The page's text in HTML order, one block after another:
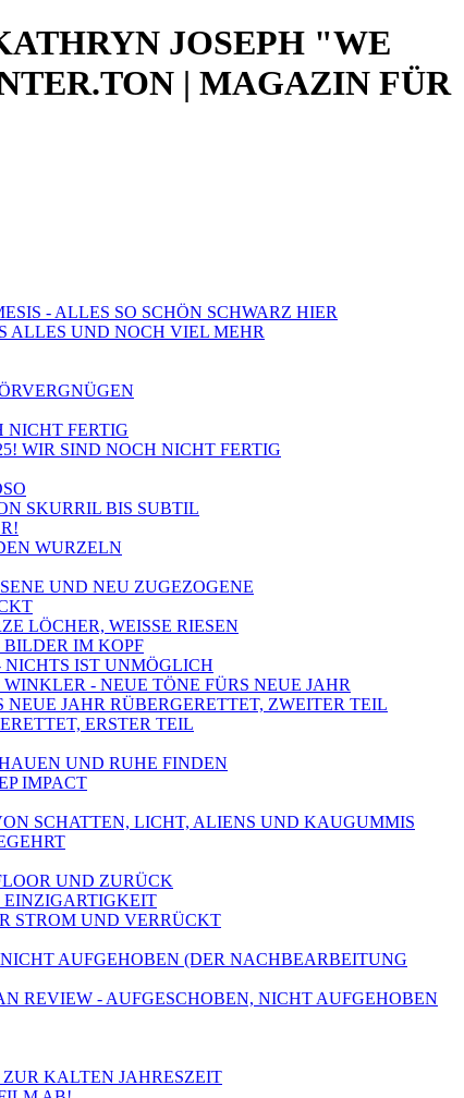
JOSEPH "WE
| MAGAZIN FÜR
- ALLES SO SCHÖN SCHWARZ HIER
ALLES UND NOCH VIEL MEHR
NICHT FERTIG
WIR SIND NOCH NICHT FERTIG
SKURRIL BIS SUBTIL
WURZELN
UND NEU ZUGEZOGENE
LÖCHER, WEISSE RIESEN
BILDER IM KOPF
IST UNMÖGLICH
- NEUE TÖNE FÜRS NEUE JAHR
JAHR RÜBERGERETTET, ZWEITER TEIL
ERSTER TEIL
UND RUHE FINDEN
IMPACT
SCHATTEN, LICHT, ALIENS UND KAUGUMMIS
UND ZURÜCK
EINZIGARTIGKEIT
STROM UND VERRÜCKT
AUFGEHOBEN (DER NACHBEARBEITUNG
REVIEW - AUFGESCHOBEN, NICHT AUFGEHOBEN
ZUR KALTEN JAHRESZEIT